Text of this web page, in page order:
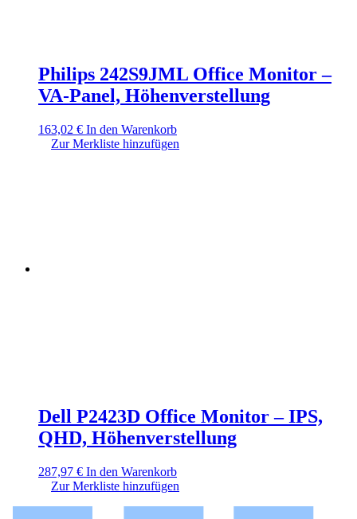
Philips 242S9JML Office Monitor –
VA-Panel, Höhenverstellung
163,02 € In den Warenkorb
Zur Merkliste hinzufügen
Dell P2423D Office Monitor – IPS,
QHD, Höhenverstellung
287,97 € In den Warenkorb
Zur Merkliste hinzufügen